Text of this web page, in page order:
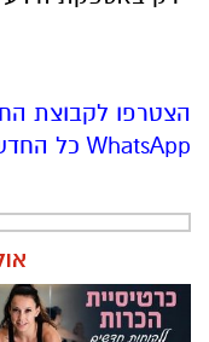
הצטרפו לקבוצת
WhatsApp כל החדשות לחצו כאן